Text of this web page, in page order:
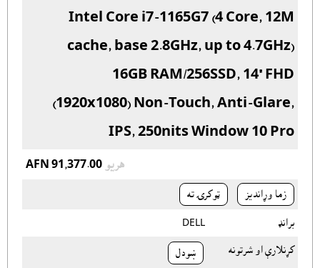
Intel Core i7-1165G7 (4 Core, 12M
cache, base 2.8GHz, up to 4.7GHz)
16GB RAM/256SSD, 14" FHD
(1920x1080) Non-Touch, Anti-Glare,
IPS, 250nits Window 10 Pro
AFN 91,377.00 هريو
زما وړانديز ټوکرۍ ته
برانډ DELL
کړنلارې او شرتونه ښودل